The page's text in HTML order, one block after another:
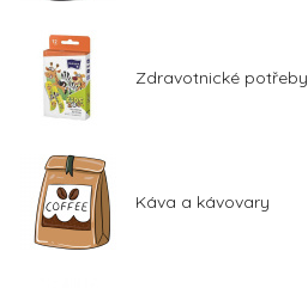
Zdravotnické
Káva a kávovary